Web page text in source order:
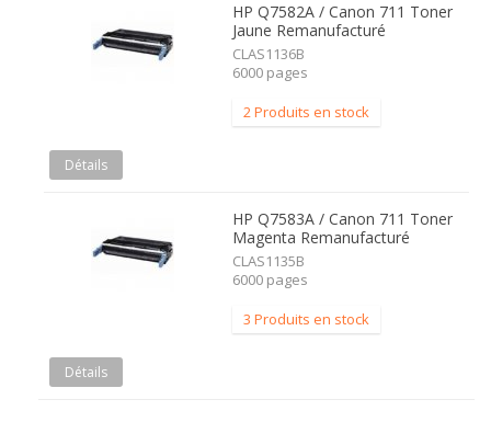
HP Q7582A / Canon 711 Toner
Jaune Remanufacturé
CLAS1136B
6000 pages
2 Produits en stock
Détails
HP Q7583A / Canon 711 Toner
Magenta Remanufacturé
CLAS1135B
6000 pages
3 Produits en stock
Détails